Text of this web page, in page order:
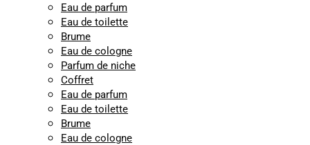
Eau de parfum
Eau de toilette
Brume
Eau de cologne
Parfum de niche
Coffret
Eau de parfum
Eau de toilette
Brume
Eau de cologne